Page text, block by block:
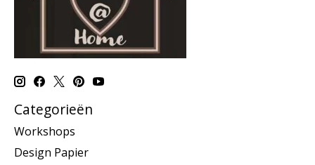
Categorieën
Workshops
Design Papier